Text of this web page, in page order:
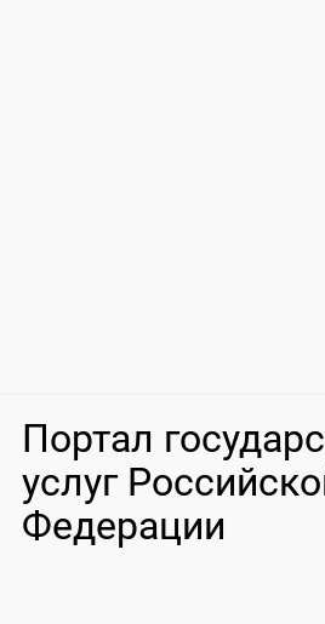
Портал
услуг
Федерации